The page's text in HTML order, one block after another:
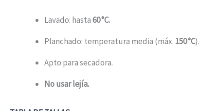
Lavado: hasta60 °C.
Planchado: temperatura media (máx. 150 °C).
Apto para secadora.
No usar lejía.